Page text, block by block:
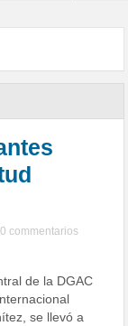
0 commentarios
de la DGAC
se llevó a